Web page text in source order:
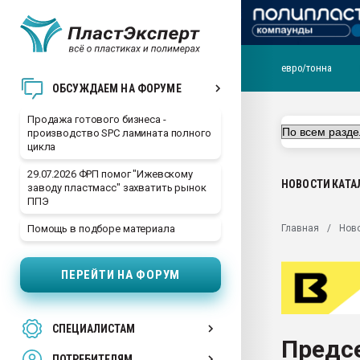
ОБСУЖДАЕМ НА ФОРУМЕ
Продажа готового бизнеса -
производство SPC ламината полного
цикла
29.07.2026 ФРП помог "Ижевскому
заводу пластмасс" захватить рынок
ППЭ
Помощь в подборе материала
ПЕРЕЙТИ НА ФОРУМ
СПЕЦИАЛИСТАМ
28.07.2026
Всё, что касается
Материал
Продам отходы
поликарбоната и АБС-
Armaloy PC/ABS-1IM
евро/тонна
НОВОСТИ
Главная